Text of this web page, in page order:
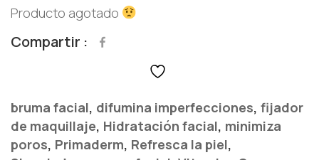
Producto agotado
Compartir
bruma facial, difumina imperfecciones, fijador
de maquillaje, Hidratación facial, minimiza
poros, Primaderm, Refresca la piel,